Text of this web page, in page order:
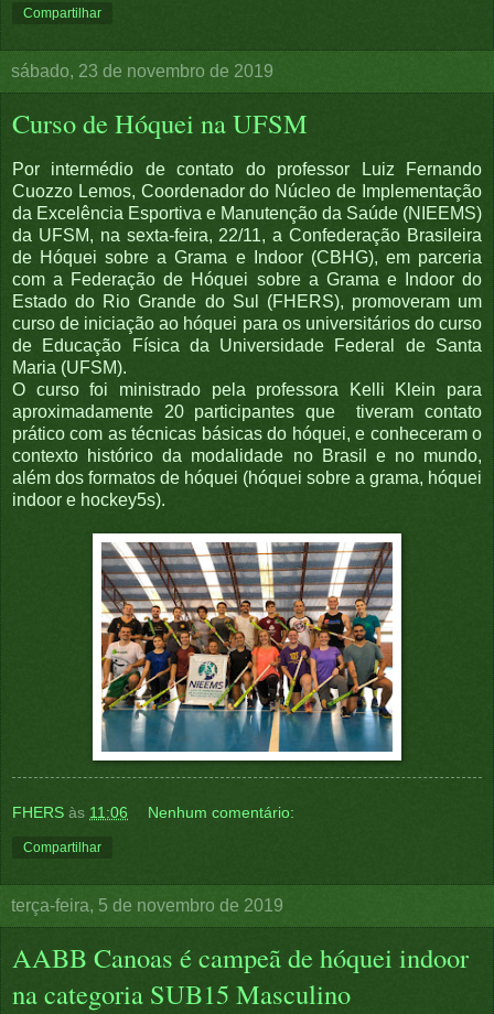
Compartilhar
sábado, 23 de novembro de 2019
Curso de Hóquei na UFSM
Por intermédio de contato do professor Luiz Fernando
Cuozzo Lemos, Coordenador do Núcleo de Implementação
da Excelência Esportiva e Manutenção da Saúde (NIEEMS)
da UFSM, na sexta-feira, 22/11, a Confederação Brasileira
de Hóquei sobre a Grama e Indoor (CBHG), em parceria
com a Federação de Hóquei sobre a Grama e Indoor do
Estado do Rio Grande do Sul (FHERS), promoveram um
curso de iniciação ao hóquei para os universitários do curso
de Educação Física da Universidade Federal de Santa
Maria (UFSM).
O curso foi ministrado pela professora Kelli Klein para
aproximadamente 20 participantes que tiveram contato
prático com as técnicas básicas do hóquei, e conheceram o
contexto histórico da modalidade no Brasil e no mundo,
além dos formatos de hóquei (hóquei sobre a grama, hóquei
indoor e hockey5s).
FHERS às 11:06 Nenhum comentário:
Compartilhar
terça-feira, 5 de novembro de 2019
AABB Canoas é campeã de hóquei indoor
na categoria SUB15 Masculino